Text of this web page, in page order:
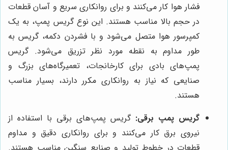
فشار هوا کار می‌کنند و برای روانکاری سریع و آسان قطعات
در حجم بالا مناسب هستند. این نوع گریس پمپ، به یک
کمپرسور هوا متصل می‌شود و با فشردن دکمه، گریس به
طور مداوم به نقطه مورد نظر تزریق می‌شود. گریس
پمپ‌های بادی برای کارخانجات، تعمیرگاه‌های بزرگ و
صنایعی که نیاز به روانکاری مکرر دارند، بسیار مناسب
هستند.
گریس پمپ برقی: گریس پمپ‌های برقی با استفاده از
نیروی برق کار می‌کنند و برای روانکاری دقیق و مداوم